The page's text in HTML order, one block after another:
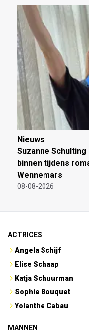
Nieuws
Suzanne
binnen tijdens
Wennemars
08-08-2026
ACTRICES
Angela Schijf
Elise Schaap
Katja Schuurman
Sophie Bouquet
Yolanthe Cabau
MANNEN